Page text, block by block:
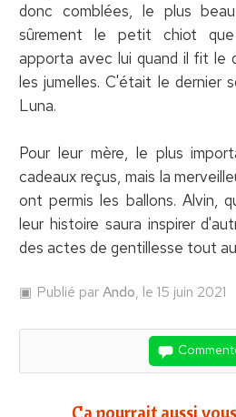
donc comblées, le plus
sûrement le petit chiot
apporta avec lui quand il fit le
les jumelles. C'était le dernier
Luna.
Pour leur mère, le plus
cadeaux reçus, mais la
ont permis les ballons. Alvin,
leur histoire saura inspirer
des actes de gentillesse tout
Publié parAndo, le 15 juin 2021
Ça pourrait aussi